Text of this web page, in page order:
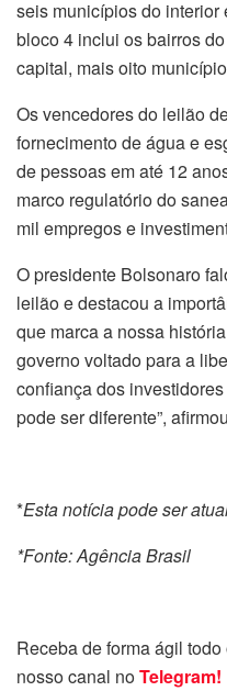
seis municípios do interior
bloco 4 inclui os bairros
capital, mais oito
Os vencedores do leilão
fornecimento de água e
de pessoas em até 12
marco regulatório do
mil empregos e
O presidente Bolsonaro
leilão e destacou a
que marca a nossa
governo voltado para a
confiança dos
pode ser diferente”,
*Esta notícia pode ser
*Fonte: Agência Brasil
Receba de forma ágil
nosso canal noTelegram!